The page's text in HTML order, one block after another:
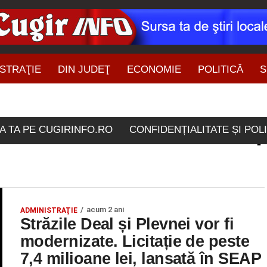
DIN JUDEŢ ECONOMIE POLITICĂ
TA PE CUGIRINFO.RO CONFIDENȚIALITATE ȘI
etichetate
ADMINISTRAŢIE acum 2 ani
Străzile Deal și Plevnei vor fi
modernizate. Licitație de peste
7,4 milioane lei, lansată în SEAP